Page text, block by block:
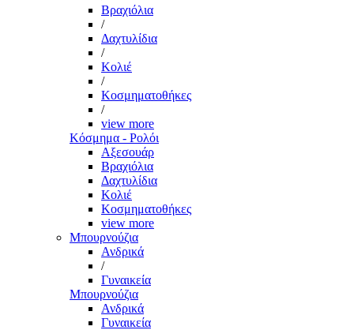
Βραχιόλια
/
Δαχτυλίδια
/
Κολιέ
/
Κοσμηματοθήκες
/
view more
Κόσμημα - Ρολόι
Αξεσουάρ
Βραχιόλια
Δαχτυλίδια
Κολιέ
Κοσμηματοθήκες
view more
Μπουρνούζια
Ανδρικά
/
Γυναικεία
Μπουρνούζια
Ανδρικά
Γυναικεία